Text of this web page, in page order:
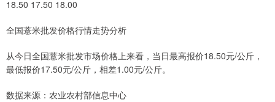
18.50 17.50 18.00
全国薏米批发价格行情走势分析
从今日全国薏米批发市场价格上来看，当日最高报价18.50元/公斤，
最低报价17.50元/公斤，相差1.00元/公斤。
数据来源：农业农村部信息中心